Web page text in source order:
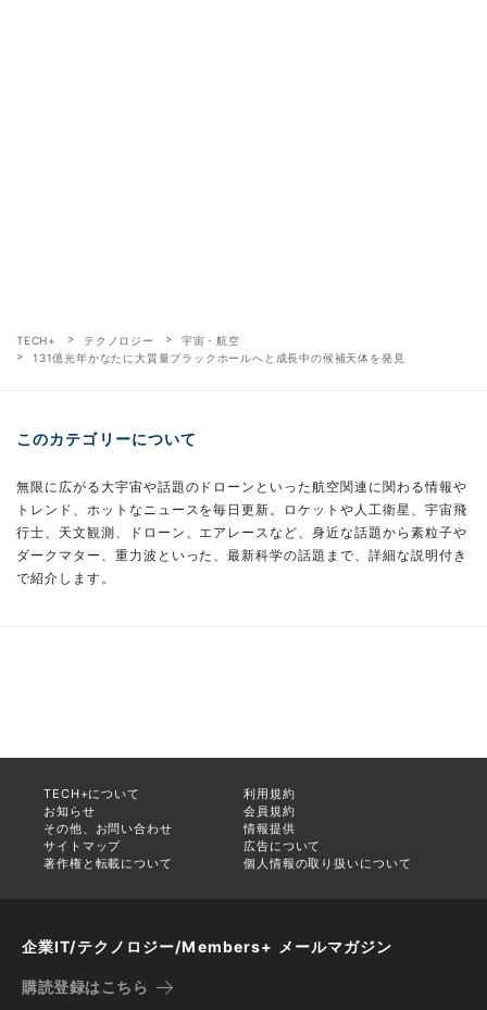
TECH+ テクノロジー
宇宙・航空
131億光年かなたに大質量ブラックホールへと成長中の候補天体を発見
このカテゴリーについて
無限に広がる大宇宙や話題のドローンといった航空関連に関わる情報や
トレンド、ホットなニュースを毎日更新。ロケットや人工衛星、宇宙飛
行士、天文観測、ドローン、エアレースなど、身近な話題から素粒子や
ダークマター、重力波といった、最新科学の話題まで、詳細な説明付き
で紹介します。
TECH+について
利用規約
お知らせ
会員規約
その他、お問い合わせ
情報提供
サイトマップ
広告について
著作権と転載について
個人情報の取り扱いについて
企業IT/テクノロジー/Members+ メールマガジン
購読登録はこちら